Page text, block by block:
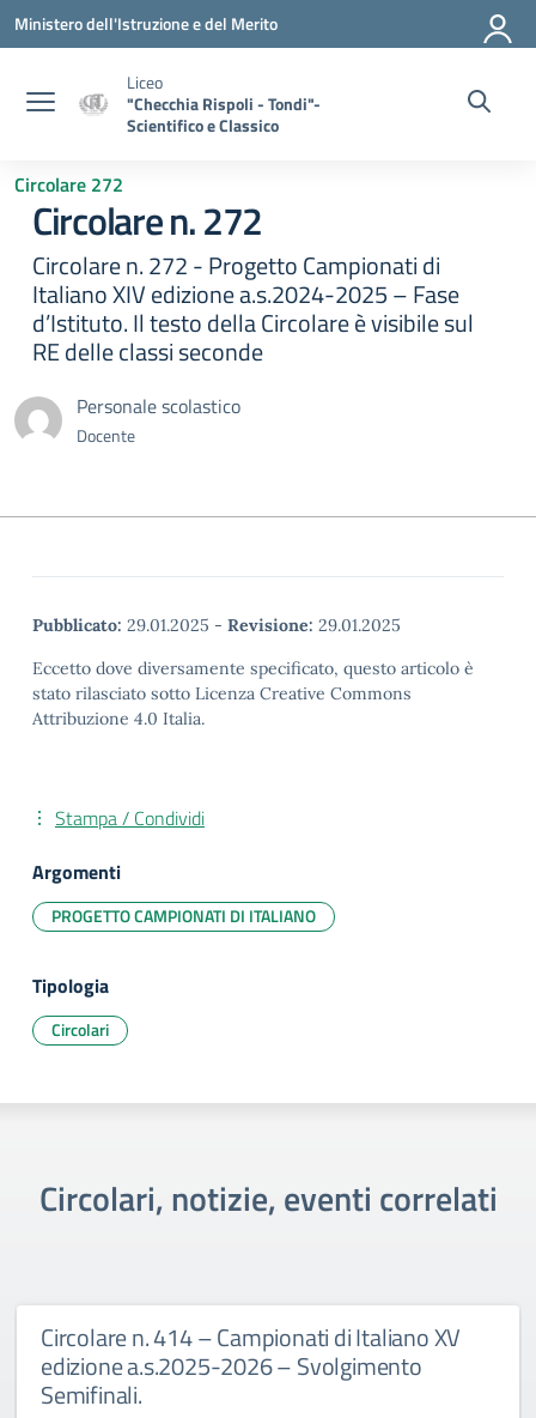
Vai ai contenuti
Vai al menu di navigazione
Vai al footer
Ministero dell'Istruzione e del Merito
Liceo
"Checchia Rispoli - Tondi"-
Scientifico e Classico
Circolare 272
Circolare n. 272
Circolare n. 272 - Progetto Campionati di
Italiano XIV edizione a.s.2024-2025 – Fase
d’Istituto. Il testo della Circolare è visibile sul
RE delle classi seconde
Personale scolastico
Docente
Pubblicato: 29.01.2025 - Revisione: 29.01.2025
Eccetto dove diversamente specificato, questo articolo è
stato rilasciato sotto Licenza Creative Commons
Attribuzione 4.0 Italia.
Stampa / Condividi
Argomenti
PROGETTO CAMPIONATI DI ITALIANO
Tipologia
Circolari
Circolari, notizie, eventi correlati
Circolare n. 414 – Campionati di Italiano XV
edizione a.s.2025-2026 – Svolgimento
Semifinali.